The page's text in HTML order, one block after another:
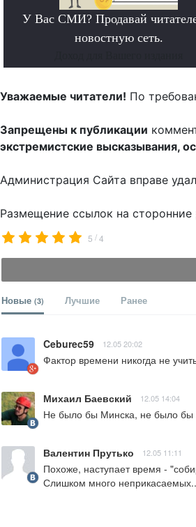
У Вас СМИ? Продавай
новостную сеть.
Уважаемые читатели! По
Запрещены к публикации
экстремистские высказывания,
Администрация Сайта вправе
Размещение ссылок на сторонние
5 /4
Новые (3) Лучшие Ранее
Ceburec59 12.05 20:02
Фактор времени никогда не
Михаил Баевский 12.05 14:04
Не было бы Минска, не было
Валентин Прутько 12.05 11:11
Похоже, наступает время -
Слишком много